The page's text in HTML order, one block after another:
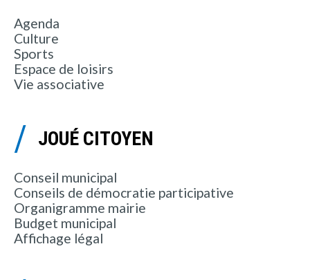
Agenda
Culture
Sports
Espace de loisirs
Vie associative
JOUÉ CITOYEN
Conseil municipal
Conseils de démocratie participative
Organigramme mairie
Budget municipal
Affichage légal